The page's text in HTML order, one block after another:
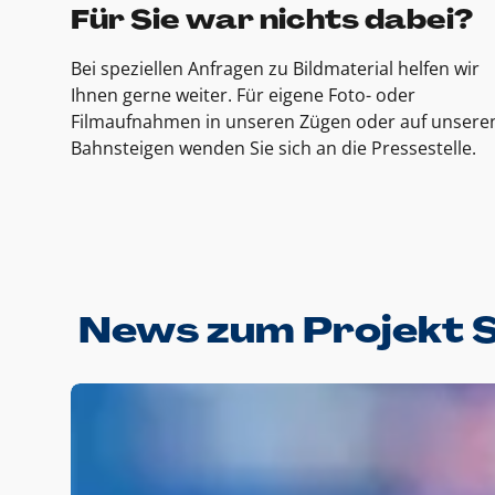
Für Sie war nichts dabei?
Bei speziellen Anfragen zu Bildmaterial helfen wir
Ihnen gerne weiter. Für eigene Foto- oder
Filmaufnahmen in unseren Zügen oder auf
Bahnsteigen wenden Sie sich an die Pressestelle.
News zum Projekt